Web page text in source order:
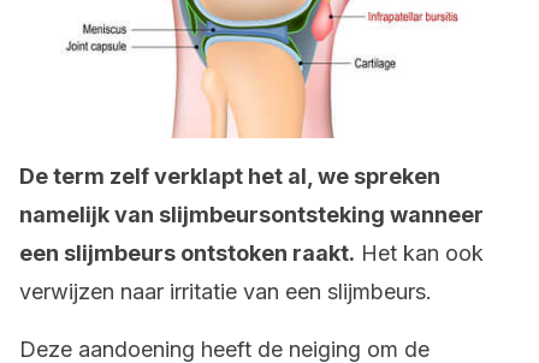
De term zelf verklapt het al, we spreken
namelijk van slijmbeursontsteking wanneer
een slijmbeurs ontstoken raakt. Het kan ook
verwijzen naar irritatie van een slijmbeurs.
Deze aandoening heeft de neiging om de